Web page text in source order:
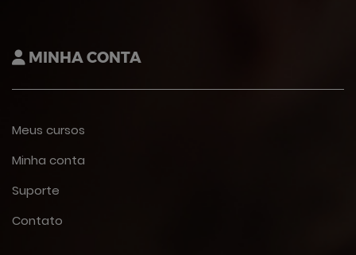
MINHA CONTA
Meus cursos
Minha conta
Suporte
Contato